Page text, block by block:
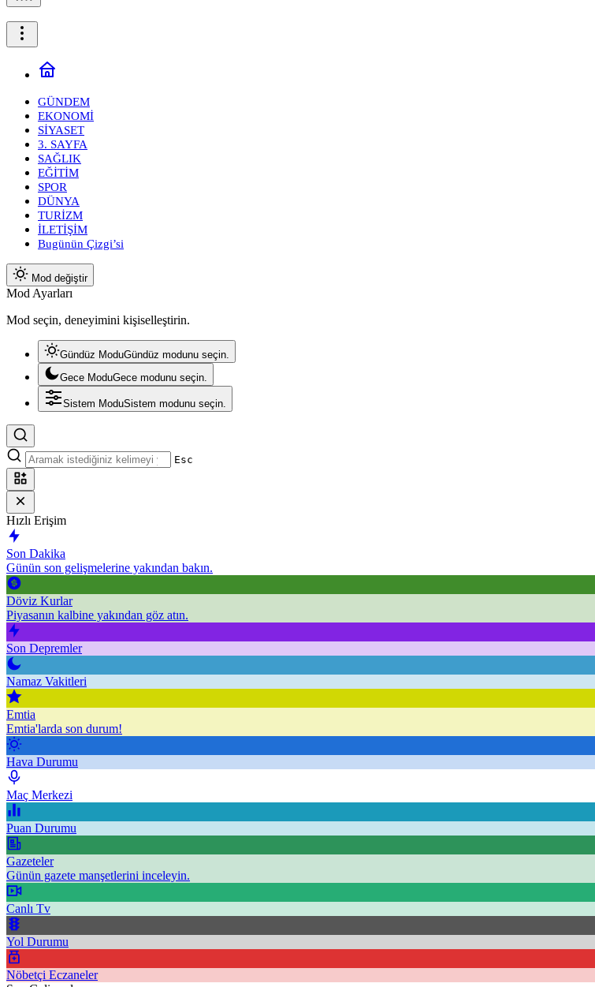
GÜNDEM
EKONOMİ
SİYASET
3. SAYFA
SAĞLIK
EĞİTİM
SPOR
DÜNYA
TURİZM
İLETİŞİM
Bugünün Çizgi’si
Mod değiştir
Mod Ayarları
Mod seçin, deneyimini kişiselleştirin.
Gündüz ModuGündüz modunu seçin.
Gece ModuGece modunu seçin.
Sistem ModuSistem modunu seçin.
Esc
Hızlı Erişim
Son Dakika
Günün son gelişmelerine yakından bakın.
Döviz Kurlar
Piyasanın kalbine yakından göz atın.
Son Depremler
Namaz Vakitleri
Emtia
Emtia'larda son durum!
Hava Durumu
Maç Merkezi
Puan Durumu
Gazeteler
Günün gazete manşetlerini inceleyin.
Canlı Tv
Yol Durumu
Nöbetçi Eczaneler